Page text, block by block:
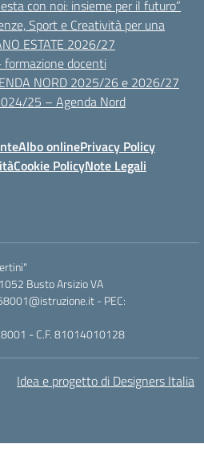
con noi: insieme per il futuro”
Sport e Creatività per una
ESTATE 2026/27
formazione docenti
NORD 2025/26 e 2026/27
25 – Agenda Nord
Albo onlinePrivacy Policy
Cookie PolicyNote Legali
Busto Arsizio VA
- PEC:
- C.F. 81014010128
Idea e progetto di Designers Italia